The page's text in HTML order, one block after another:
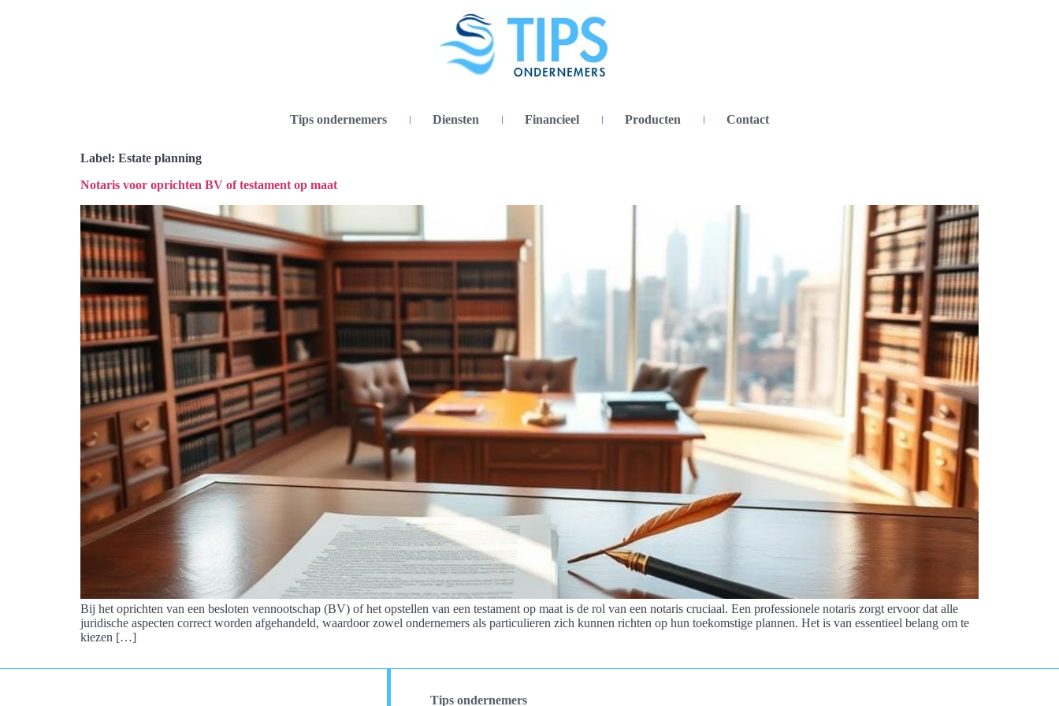
Tips ondernemers Diensten Financieel Producten Contact
Label: Estate planning
Notaris voor oprichten BV of testament op maat
Bij het oprichten van een besloten vennootschap (BV) of het opstellen van een testament op maat is de rol van een notaris cruciaal. Een professionele notaris zorgt ervoor dat alle
juridische aspecten correct worden afgehandeld, waardoor zowel ondernemers als particulieren zich kunnen richten op hun toekomstige plannen. Het is van essentieel belang om te
kiezen […]
Tips ondernemers